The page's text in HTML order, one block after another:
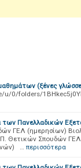
(ξένες
0/folders/
των Πανελλαδικών
ΓΕΛ (ημερησίων)
Θετικών Σπουδών ΓΕΛ
… περισσότερα